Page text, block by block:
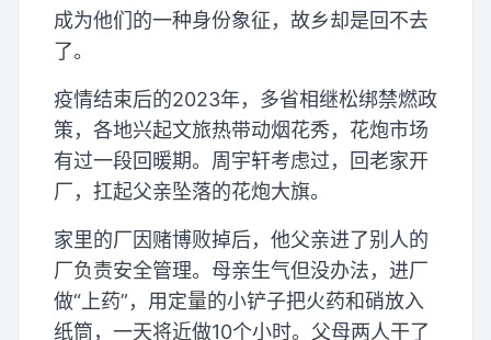
成为他们的一种身份象征，故乡却是回不去
了。
疫情结束后的2023年，多省相继松绑禁燃政
策，各地兴起文旅热带动烟花秀，花炮市场
有过一段回暖期。周宇轩考虑过，回老家开
厂，扛起父亲坠落的花炮大旗。
家里的厂因赌博败掉后，他父亲进了别人的
厂负责安全管理。母亲生气但没办法，进厂
做“上药”，用定量的小铲子把火药和硝放入
纸筒，一天将近做10个小时。父母两人干了